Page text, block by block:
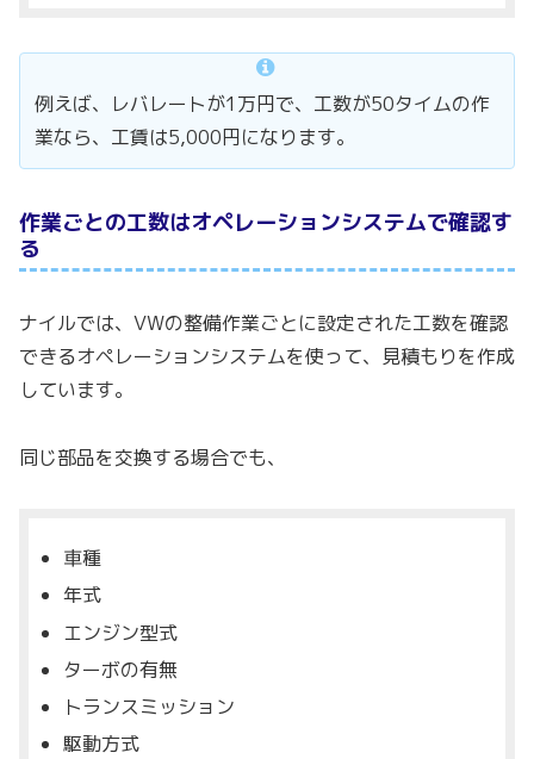
例えば、レバレートが1万円で、工数が50タイムの作
業なら、工賃は5,000円になります。
作業ごとの工数はオペレーションシステムで確認す
る
ナイルでは、VWの整備作業ごとに設定された工数を確認
できるオペレーションシステムを使って、見積もりを作成
しています。
同じ部品を交換する場合でも、
車種
年式
エンジン型式
ターボの有無
トランスミッション
駆動方式